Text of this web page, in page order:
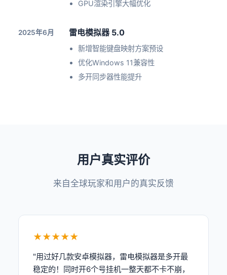
GPU渲染引擎大幅优化
2025年6月 雷电模拟器 5.0
新增智能键盘映射方案预设
优化Windows 11兼容性
多开同步器性能提升
用户真实评价
来自全球玩家和用户的真实反馈
★★★★★
"用过好几款安卓模拟器，雷电模拟器是多开最
稳定的！同时开6个号挂机一整天都不卡不崩，